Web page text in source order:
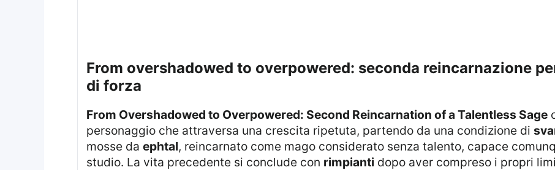
from overshadowed to overpowered: seconda reincarnazione per un talento senza punti
di forza
From Overshadowed to Overpowered: Second Reincarnation of a Talentless Sage
personaggio che attraversa una crescita ripetuta, partendo da una condizione di
mosse da ephtal, reincarnato come mago considerato senza talento, capace
studio. La vita precedente si conclude con rimpianti dopo aver compreso i propri